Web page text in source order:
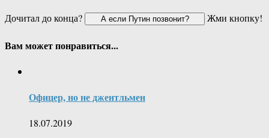
Дочитал до конца?
Жми кнопку!
Вам может понравиться...
Офицер, но не джентльмен
18.07.2019